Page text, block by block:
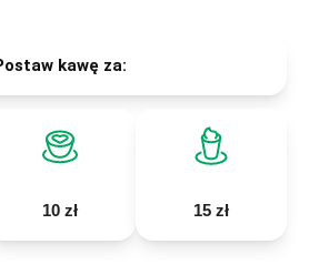
kawę za:
10 zł 15 zł